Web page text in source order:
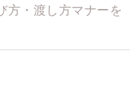
方・渡し方マナーを